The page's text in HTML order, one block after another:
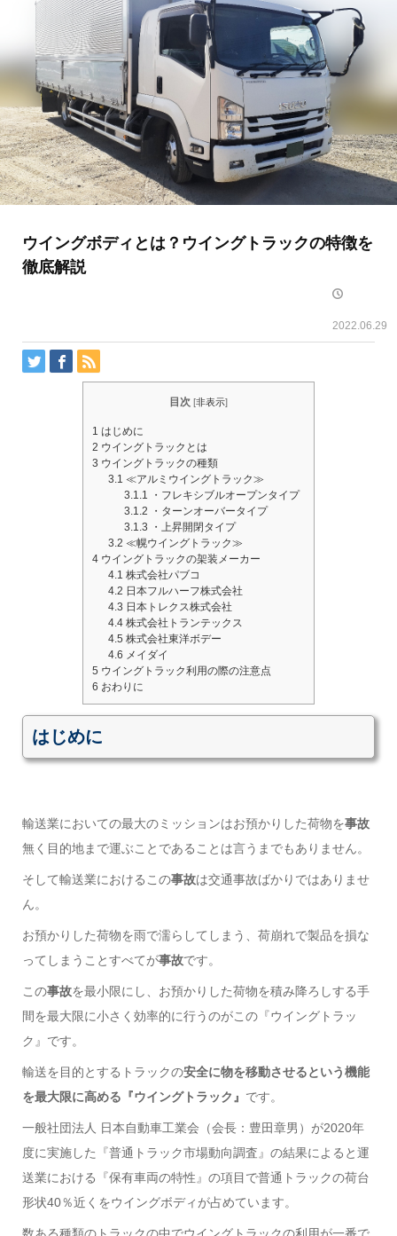
ウイングボディとは？ウイングトラックの特徴を
徹底解説
2022.06.29
目次 [非表示]
1 はじめに
2 ウイングトラックとは
3 ウイングトラックの種類
3.1 ≪アルミウイングトラック≫
3.1.1 ・フレキシブルオープンタイプ
3.1.2 ・ターンオーバータイプ
3.1.3 ・上昇開閉タイプ
3.2 ≪幌ウイングトラック≫
4 ウイングトラックの架装メーカー
4.1 株式会社パブコ
4.2 日本フルハーフ株式会社
4.3 日本トレクス株式会社
4.4 株式会社トランテックス
4.5 株式会社東洋ボデー
4.6 メイダイ
5 ウイングトラック利用の際の注意点
6 おわりに
はじめに
輸送業においての最大のミッションはお預かりした荷物を事故
無く目的地まで運ぶことであることは言うまでもありません。
そして輸送業におけるこの事故は交通事故ばかりではありませ
ん。
お預かりした荷物を雨で濡らしてしまう、荷崩れで製品を損な
ってしまうことすべてが事故です。
この事故を最小限にし、お預かりした荷物を積み降ろしする手
間を最大限に小さく効率的に行うのがこの『ウイングトラッ
ク』です。
輸送を目的とするトラックの安全に物を移動させるという機能
を最大限に高める『ウイングトラック』 です。
一般社団法人 日本自動車工業会（会長：豊田章男）が2020年
度に実施した『普通トラック市場動向調査』の結果によると運
送業における『保有車両の特性』の項目で普通トラックの荷台
形状40％近くをウイングボディが占めています。